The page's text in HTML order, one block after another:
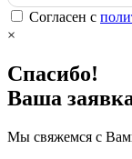
Согласен с
×
Спасибо!
Ваша
Мы свяжемся с